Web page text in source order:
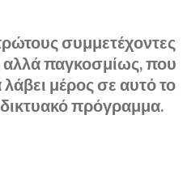
συμμετέχοντες
αλλά παγκοσμίως, που
λάβει μέρος σε αυτό το
πρόγραμμα.